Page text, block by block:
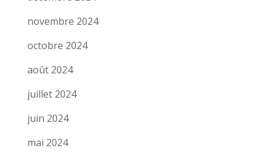
novembre 2024
octobre 2024
août 2024
juillet 2024
juin 2024
mai 2024